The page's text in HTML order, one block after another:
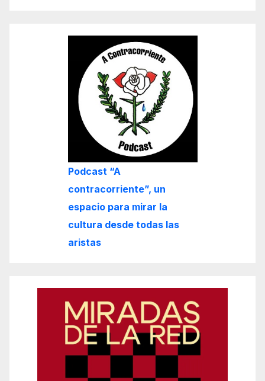
Podcast “A
contracorriente”, un
espacio para mirar la
cultura desde todas las
aristas